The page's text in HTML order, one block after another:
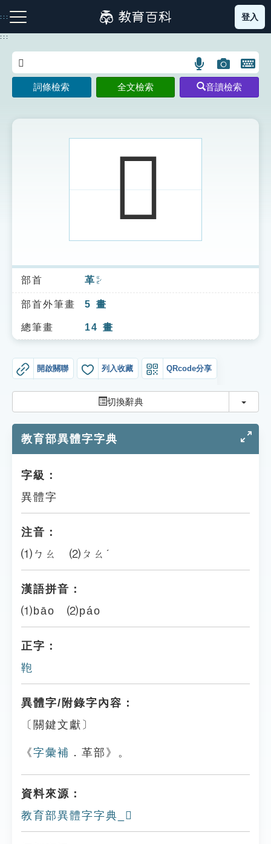
到
主
:::
注音索引圖示 筆畫索引圖示 部首索引表圖示
索引選單
知識索引
單字索引
貓頭鷹博士
登入
:::
語
言
搜
示
圖
片
搜
開
鍵
圖
詞條檢索 全文檢索 音讀檢索
𩊋
部首 革 ㄍㄜˊ
部首外筆畫 5 畫
總筆畫 14 畫
開啟關聯 列入收藏 QRcode分享
切換辭典 切換
教育部異體字字典
字級：
異體字
注音：
⑴ㄅㄠ ⑵ㄆㄠˊ
漢語拼音：
⑴bāo ⑵páo
正字：
鞄
異體字/附錄字內容：
〔關鍵文獻〕
《字彙補 ．革部》。
資料來源：
教育部異體字字典_𩊋